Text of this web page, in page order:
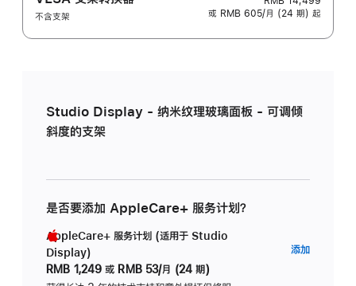
不含支架
或 RMB 605/月 (24 期) 起
Studio Display - 纳米纹理玻璃面板 - 可调倾
斜度的支架
是否要添加 AppleCare+ 服务计划？
AppleCare+ 服务计划 (适用于 Studio
Display)
RMB 1,249 或 RMB 53/月 (24 期)
添加